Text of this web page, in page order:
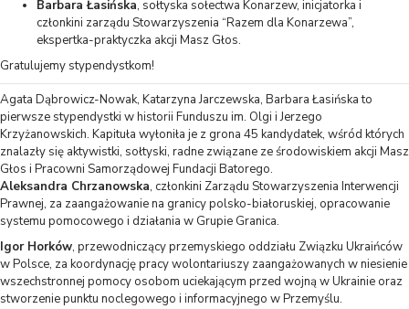
Barbara Łasińska, sołtyska sołectwa Konarzew, inicjatorka i
członkini zarządu Stowarzyszenia “Razem dla Konarzewa”,
ekspertka-praktyczka akcji Masz Głos.
Gratulujemy stypendystkom!
Agata Dąbrowicz-Nowak, Katarzyna Jarczewska, Barbara Łasińska to
pierwsze stypendystki w historii Funduszu im. Olgi i Jerzego
Krzyżanowskich. Kapituła wyłoniła je z grona 45 kandydatek, wśród których
znalazły się aktywistki, sołtyski, radne związane ze środowiskiem akcji Masz
Głos i Pracowni Samorządowej Fundacji Batorego.
Aleksandra Chrzanowska, członkini Zarządu Stowarzyszenia Interwencji
Prawnej, za zaangażowanie na granicy polsko-białoruskiej, opracowanie
systemu pomocowego i działania w Grupie Granica.
Igor Horków, przewodniczący przemyskiego oddziału Związku Ukraińców
w Polsce, za koordynację pracy wolontariuszy zaangażowanych w niesienie
wszechstronnej pomocy osobom uciekającym przed wojną w Ukrainie oraz
stworzenie punktu noclegowego i informacyjnego w Przemyślu.